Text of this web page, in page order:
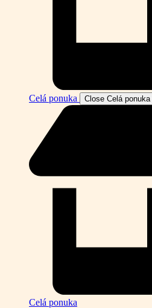
Celá ponuka Close Celá ponuka
Celá ponuka